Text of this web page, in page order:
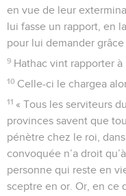
en vue de leur
lui fasse un rapport, en
pour lui demander
9 Hathac vint rapporter à
10 Celle-ci le chargea
11 « Tous les serviteurs
provinces savent que
pénètre chez le roi,
convoquée n’a droit
personne qui reste en
sceptre en or. Or, en ce